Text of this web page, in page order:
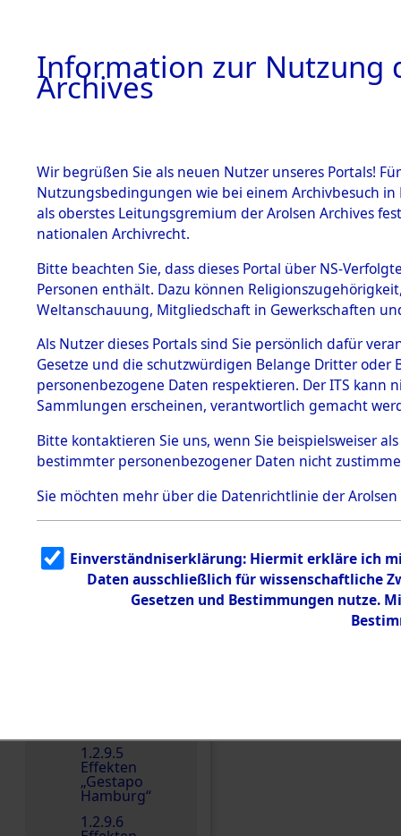
BESTÄNDE
1.
Inhaftierungsdoku
mente
1.2.9 Beim ITS
Effekten
1.2.9.1
Effekten aus
dem KZ
Dachau
1.2.9.2
Effekten aus
dem KZ
Bayerisches
Dokument
e
1.2.9.5
Effekten
„Gestapo
Hamburg“
1.2.9.6
0013
Einen Kommentar
Information zur Nutzung
Archives
Wir begrüßen Sie als neuen Nutzer unseres Portals!
Nutzungsbedingungen wie bei einem Archivbesuch
als oberstes Leitungsgremium der Arolsen Archives
nationalen Archivrecht.
Bitte beachten Sie, dass dieses Portal über NS-
Personen enthält. Dazu können
Weltanschauung, Mitgliedschaft in Gewerkschaften
Als Nutzer dieses Portals sind Sie persönlich dafür
Gesetze und die schutzwürdigen Belange Dritter
personenbezogene Daten respektieren. Der ITS
Sammlungen erscheinen, verantwortlich gemacht
Bitte kontaktieren Sie uns, wenn Sie beispielsweiser
bestimmter personenbezogener Daten nicht
Sie möchten mehr über die Datenrichtlinie der Arolsen
Einverständniserklärung: Hiermit erkläre ich
Daten ausschließlich für wissenschaftliche
Gesetzen und Bestimmungen nutze.